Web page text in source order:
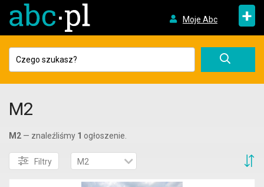
Moje Abc +
M2
M2 — znaleźliśmy 1 ogłoszenie.
Filtry M2